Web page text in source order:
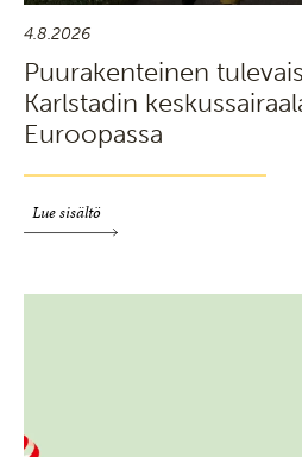
4.8.2026
Puurakenteinen
Karlstadin
Euroopassa
Lue sisältö